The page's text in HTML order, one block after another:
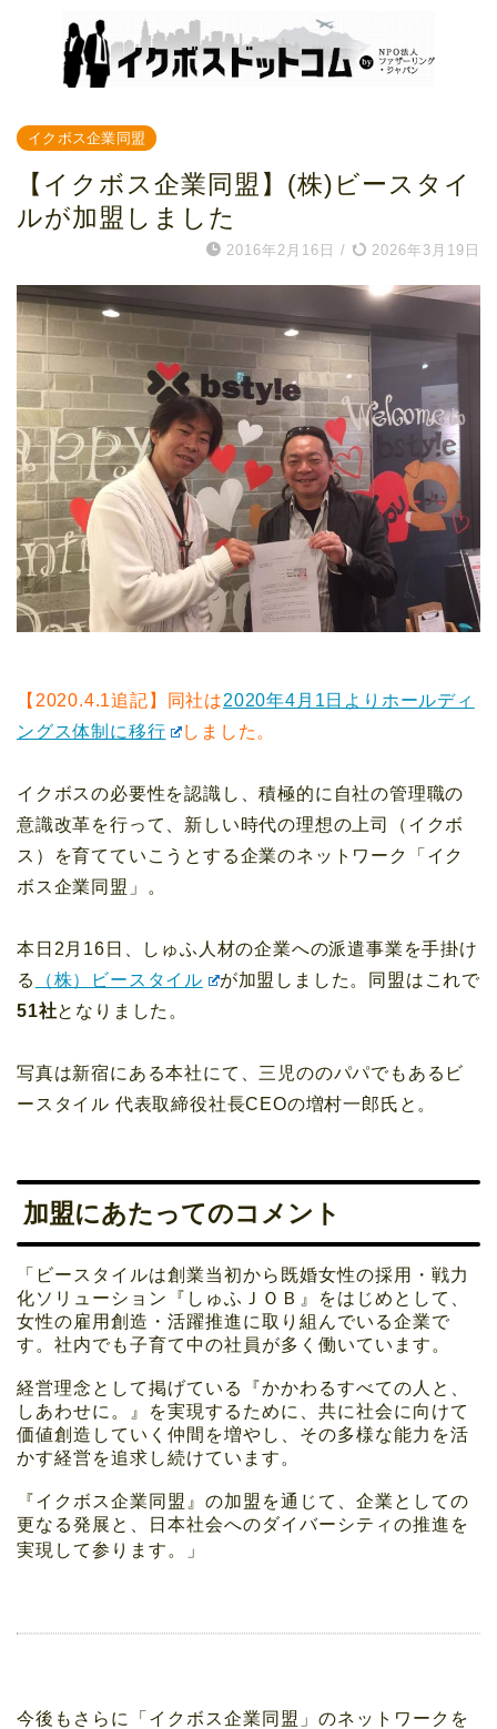
イクボス企業同盟
【イクボス企業同盟】(株)ビースタイ
ルが加盟しました
2016年2月16日 / 2026年3月19日
【2020.4.1追記】同社は2020年4月1日よりホールディ
ングス体制に移行
しました。
イクボスの必要性を認識し、積極的に自社の管理職の
意識改革を行って、新しい時代の理想の上司（イクボ
ス）を育てていこうとする企業のネットワーク「イク
ボス企業同盟」。
本日2月16日、しゅふ人材の企業への派遣事業を手掛け
る
（株）ビースタイル
が加盟しました。同盟はこれで
51社となりました。
写真は新宿にある本社にて、三児ののパパでもあるビ
ースタイル 代表取締役社長CEOの増村一郎氏と。
加盟にあたってのコメント
「ビースタイルは創業当初から既婚女性の採用・戦力
化ソリューション『しゅふＪＯＢ』をはじめとして、
女性の雇用創造・活躍推進に取り組んでいる企業で
す。社内でも子育て中の社員が多く働いています。
経営理念として掲げている『かかわるすべての人と、
しあわせに。』を実現するために、共に社会に向けて
価値創造していく仲間を増やし、その多様な能力を活
かす経営を追求し続けています。
『イクボス企業同盟』の加盟を通じて、企業としての
更なる発展と、日本社会へのダイバーシティの推進を
実現して参ります。
」
今後もさらに「イクボス企業同盟」のネットワークを